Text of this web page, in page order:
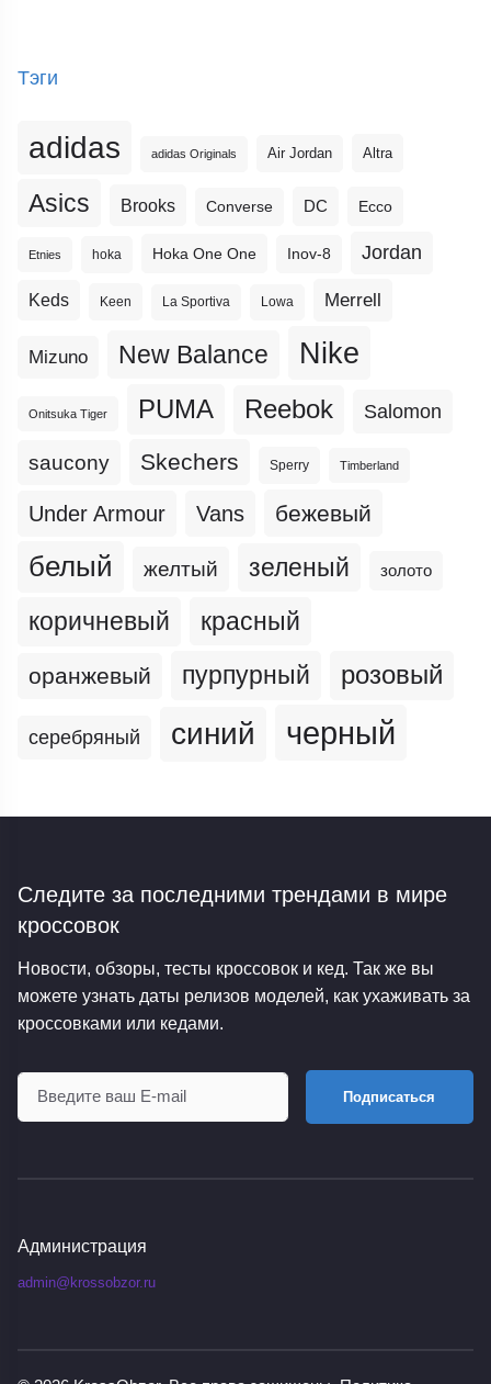
Тэги
adidas adidas Originals Air Jordan Altra
Asics Brooks Converse DC Ecco
Etnies hoka Hoka One One Inov-8 Jordan
Keds Keen La Sportiva Lowa Merrell
Mizuno New Balance Nike
Onitsuka Tiger PUMA Reebok Salomon
saucony Skechers Sperry Timberland
Under Armour Vans бежевый
белый желтый зеленый золото
коричневый красный
оранжевый пурпурный розовый
серебряный синий черный
Следите за последними трендами в мире
кроссовок
Новости, обзоры, тесты кроссовок и кед. Так же вы
можете узнать даты релизов моделей, как ухаживать за
кроссовками или кедами.
Подписаться
Администрация
admin@krossobzor.ru